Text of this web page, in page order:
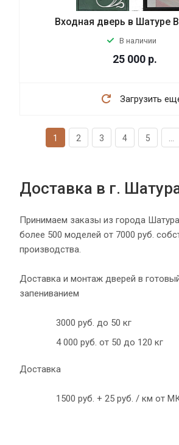
Входная дверь в Шатуре
В наличии
25 000 р.
Загрузить
1 2 3 4 5
Доставка в г.
Принимаем заказы из города
более 500 моделей от 7000 руб.
производства.
Доставка и монтаж дверей в
запениванием
3000 руб. до 50 кг
4 000 руб. от 50 до 120 кг
Доставка
1500 руб. + 25 руб. / км от